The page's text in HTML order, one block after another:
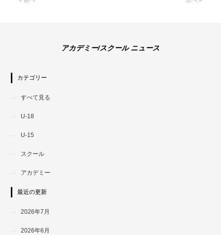
アカデミー/スクール ニュース
カテゴリー
すべて見る
U-18
U-15
スクール
アカデミー
最近の更新
2026年7月
2026年6月